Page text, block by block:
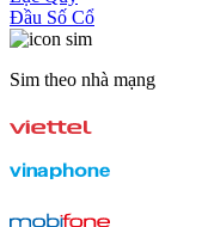
Đầu Số Cổ
Sim theo nhà mạng